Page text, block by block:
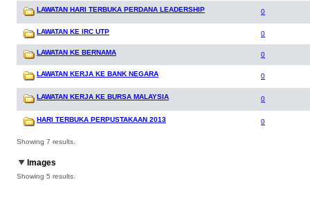
LAWATAN HARI TERBUKA PERDANA LEADERSHIP 0
LAWATAN KE IRC UTP 0
LAWATAN KE BERNAMA 0
LAWATAN KERJA KE BANK NEGARA 0
LAWATAN KERJA KE BURSA MALAYSIA 0
HARI TERBUKA PERPUSTAKAAN 2013 0
Showing 7 results.
Images
Showing 5 results.